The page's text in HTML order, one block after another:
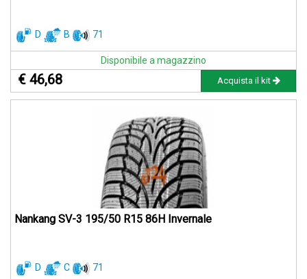
D B 71
Disponibile a magazzino
€ 46,68 Acquista il kit
Nankang SV-3 195/50 R15 86H Invernale
D C 71